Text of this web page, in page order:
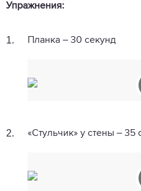
Упражнения:
1. Планка – 30 секунд
2. «Стульчик» у стены – 35